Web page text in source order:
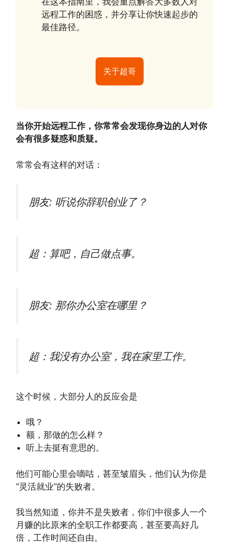
远程工作的困惑，并分享让你快速起步的
最佳路径。
关于超哥
当你开始远程工作，你常常会发现你身边的人对你
会有很多疑惑和质疑。
常常会有这样的对话：
朋友: 听说你辞职创业了？
超：算吧，自己做点事。
朋友: 那你办公室在哪里？
超：我没有办公室，我在家里工作。
这个时候，大部分人的反应会是
哦？
额，那做的怎么样？
听上去挺有意思的。
他们可能心里会嘀咕，甚至皱眉头，他们认为你是
“灵活就业”的失败者。
我当然知道，你并不是失败者，你们中很多人一个
月赚的比原来的全职工作都要高，甚至要高好几
倍，工作时间还自由。